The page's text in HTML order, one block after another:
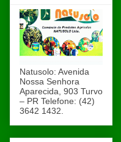
Natusolo: Avenida
Nossa Senhora
Aparecida, 903 Turvo
– PR Telefone: (42)
3642 1432.